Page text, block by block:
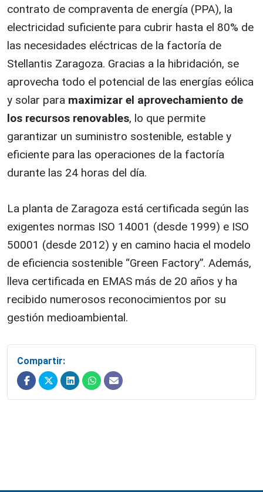
contrato de compraventa de energía (PPA), la
electricidad suficiente para cubrir hasta el 80% de
las necesidades eléctricas de la factoría de
Stellantis Zaragoza. Gracias a la hibridación, se
aprovecha todo el potencial de las energías eólica
y solar para maximizar el aprovechamiento de
los recursos renovables, lo que permite
garantizar un suministro sostenible, estable y
eficiente para las operaciones de la factoría
durante las 24 horas del día.
La planta de Zaragoza está certificada según las
exigentes normas ISO 14001 (desde 1999) e ISO
50001 (desde 2012) y en camino hacia el modelo
de eficiencia sostenible “Green Factory”. Además,
lleva certificada en EMAS más de 20 años y ha
recibido numerosos reconocimientos por su
gestión medioambiental.
Compartir: